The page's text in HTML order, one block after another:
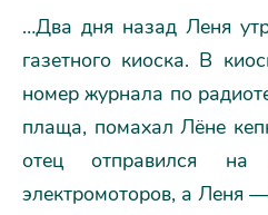
…Два дня назад Леня
газетного киоска. В
номер журнала по
плаща, помахал Лёне
отец отправился
электромоторов, а Леня